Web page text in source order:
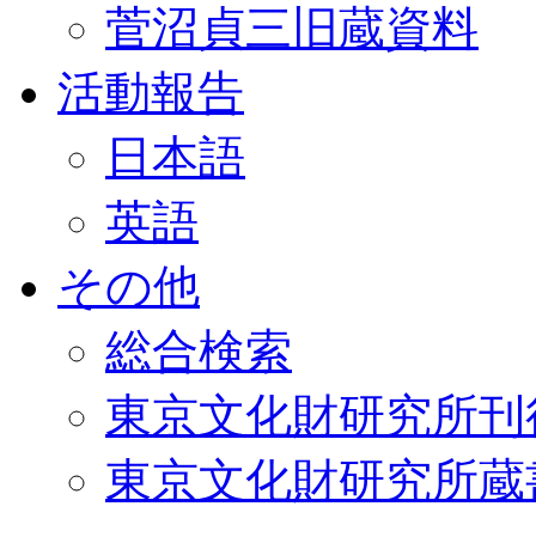
菅沼貞三旧蔵資料
活動報告
日本語
英語
その他
総合検索
東京文化財研究所
東京文化財研究所